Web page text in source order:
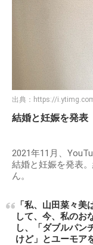
出典： https://
結婚と妊娠を発表
2021年11月、
結婚と妊娠を発表
ん。
「私、山田菜々
して、今、私のお
し、「ダブルパン
けど」とユーモア